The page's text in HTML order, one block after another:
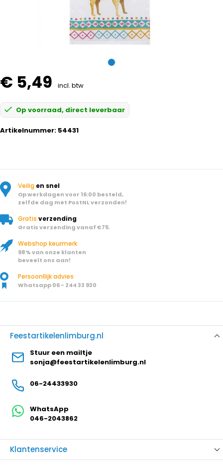
€ 5,49 incl. btw
Op voorraad, direct leverbaar
Artikelnummer: 54431
Veilig en snel
Op werkdagen voor 16:00 besteld,
zelfde dag met PostNL verzonden!
Gratis verzending
Gratis verzending vanaf €75.
Webshop keurmerk
98% van onze klanten
beveelt ons aan!
Persoonllijk advies
Whatsapp 06 - 244 33 930
Klantenservice
Feestartikelenlimburg.nl
Stuur een mailtje
sonja@feestartikelenlimburg.nl
06-24433930
WhatsApp
046-2043862